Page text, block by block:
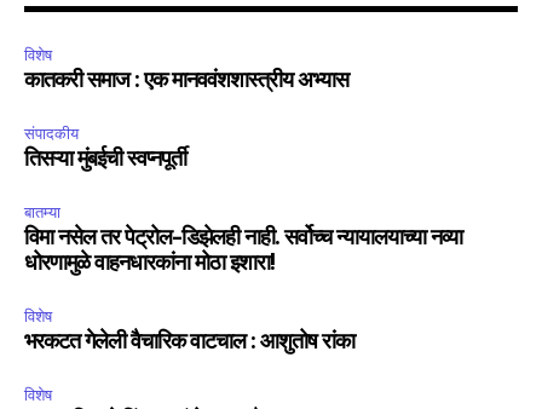
विशेष
कातकरी समाज : एक मानववंशशास्त्रीय अभ्यास
संपादकीय
तिसऱ्या मुंबईची स्वप्नपूर्ती
बातम्या
विमा नसेल तर पेट्रोल-डिझेलही नाही. सर्वोच्च न्यायालयाच्या नव्या
धोरणामुळे वाहनधारकांना मोठा इशारा!
विशेष
भरकटत गेलेली वैचारिक वाटचाल : आशुतोष रांका
विशेष